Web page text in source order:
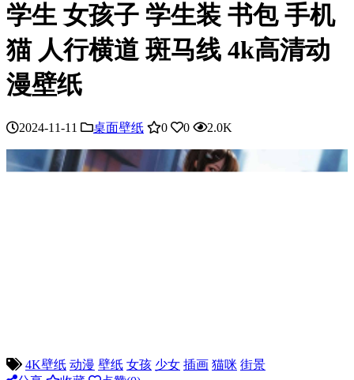
学生 女孩子 学生装 书包 手机
猫 人行横道 斑马线 4k高清动
漫壁纸
2024-11-11 桌面壁纸 0 0 2.0K
4K壁纸 动漫 壁纸 女孩 少女 插画 猫咪 街景